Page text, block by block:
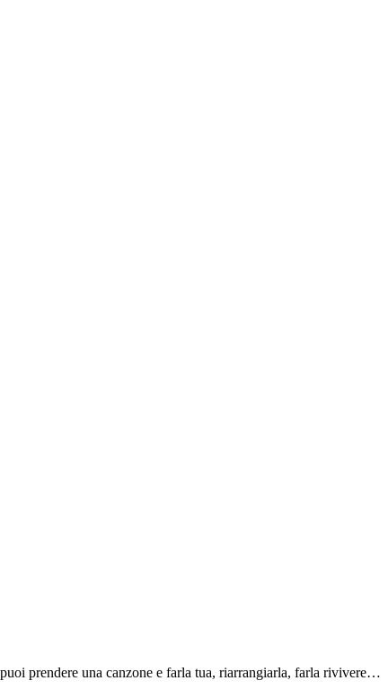
prendere una canzone e farla tua, riarrangiarla, farla rivivere…